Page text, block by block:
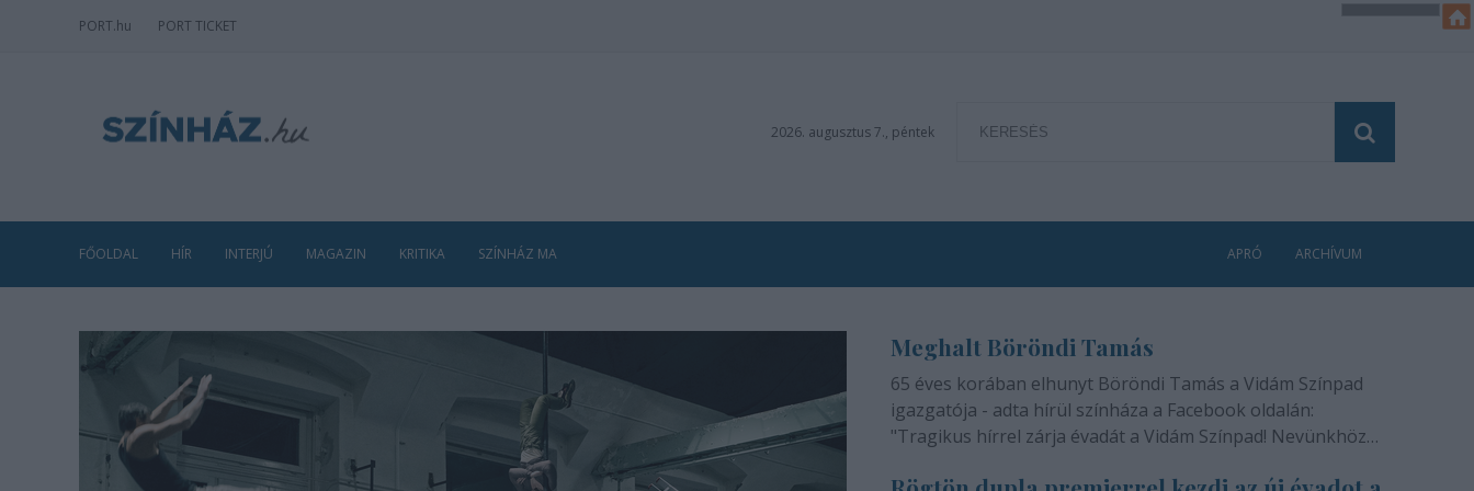
PORT.hu PORT TICKET
2026. augusztus 7., péntek
FŐOLDAL HÍR INTERJÚ MAGAZIN KRITIKA SZÍNHÁZ MA APRÓ ARCHÍVUM
Meghalt Böröndi Tamás
65 éves korában elhunyt Böröndi Tamás a Vidám Színpad
igazgatója - adta hírül színháza a Facebook oldalán:
"Tragikus hírrel zárja évadát a Vidám Színpad! Nevünkhöz